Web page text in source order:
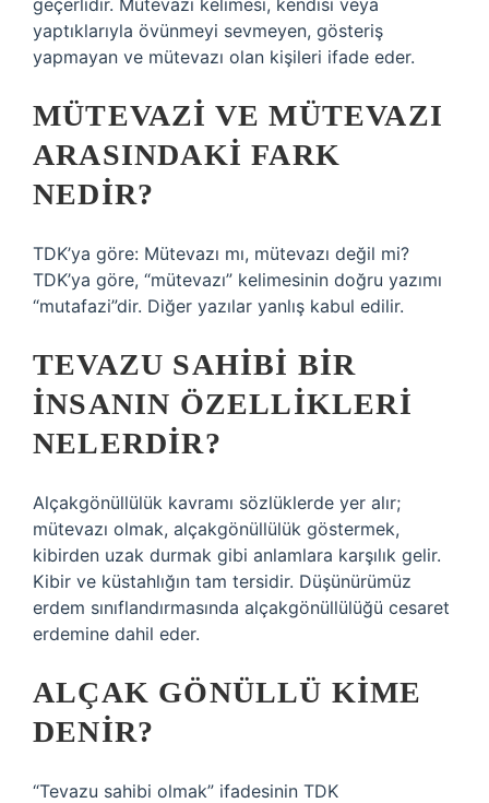
geçerlidir. Mütevazı kelimesi, kendisi veya
yaptıklarıyla övünmeyi sevmeyen, gösteriş
yapmayan ve mütevazı olan kişileri ifade eder.
MÜTEVAZI VE MÜTEVAZI
ARASINDAKI FARK
NEDIR?
TDK’ya göre: Mütevazı mı, mütevazı değil mi?
TDK’ya göre, “mütevazı” kelimesinin doğru yazımı
“mutafazi”dir. Diğer yazılar yanlış kabul edilir.
TEVAZU SAHIBI BIR
INSANIN ÖZELLIKLERI
NELERDIR?
Alçakgönüllülük kavramı sözlüklerde yer alır;
mütevazı olmak, alçakgönüllülük göstermek,
kibirden uzak durmak gibi anlamlara karşılık gelir.
Kibir ve küstahlığın tam tersidir. Düşünürümüz
erdem sınıflandırmasında alçakgönüllülüğü cesaret
erdemine dahil eder.
ALÇAK GÖNÜLLÜ KIME
DENIR?
“Tevazu sahibi olmak” ifadesinin TDK